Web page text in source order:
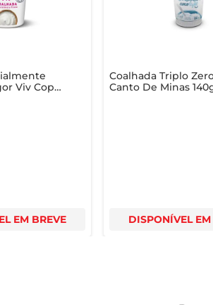
de açúcares, gorduras e glúten
Viv Copo
EM BREVE
Coalhada Triplo
Canto De Minas
DISPONÍVEL EM